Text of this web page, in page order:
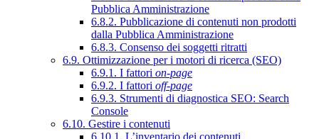
Pubblica Amministrazione
6.8.2. Pubblicazione di contenuti non prodotti
dalla Pubblica Amministrazione
6.8.3. Consenso dei soggetti ritratti
6.9. Ottimizzazione per i motori di ricerca (SEO)
6.9.1. I fattori on-page
6.9.2. I fattori off-page
6.9.3. Strumenti di diagnostica SEO: Search
Console
6.10. Gestire i contenuti
6.10.1. L’inventario dei contenuti